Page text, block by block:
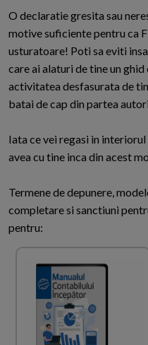
O declaratie gresita sau
motive suficiente pentru ca
usturatoare! Poti sa eviti
care ai alaturi de tine un
activitatea desfasurata de
batai de cap din partea
Iata ce vei regasi in
avea cu tine inca din acest
Termene de depunere,
completare si sanctiuni
pentru: